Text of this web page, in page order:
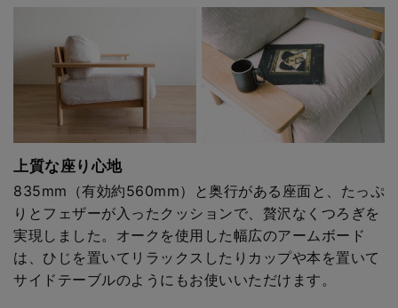
上質な座り心地
835mm（有効約560mm）と奥行がある座面と、たっぷ
りとフェザーが入ったクッションで、贅沢なくつろぎを
実現しました。オークを使用した幅広のアームボード
は、ひじを置いてリラックスしたりカップや本を置いて
サイドテーブルのようにもお使いいただけます。